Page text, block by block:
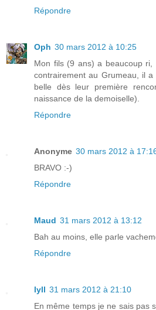
Répondre
Oph 30 mars 2012 à 10:25
Mon fils (9 ans) a beaucoup
contrairement au Grumeau, il
belle dès leur première
naissance de la demoiselle).
Répondre
Anonyme 30 mars 2012 à
BRAVO :-)
Répondre
Maud 31 mars 2012 à 13:12
Bah au moins, elle parle
Répondre
lyll 31 mars 2012 à 21:10
En même temps je ne sais pas